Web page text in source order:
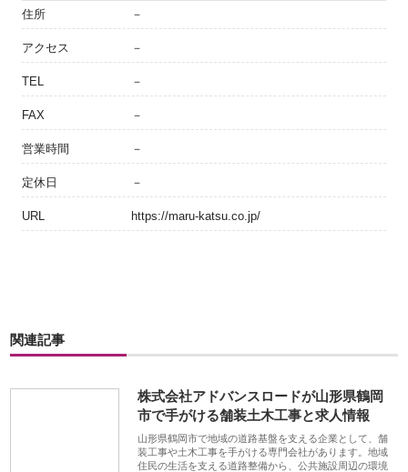
住所 －
アクセス －
TEL －
FAX －
営業時間 －
定休日 －
URL https://maru-katsu.co.jp/
関連記事
株式会社アドバンスロードが山形県鶴岡
市で手がける舗装土木工事と求人情報
山形県鶴岡市で地域の道路基盤を支える企業として、舗
装工事や土木工事を手がける専門会社があります。地域
住民の生活を支える道路整備から、公共施設周辺の環境